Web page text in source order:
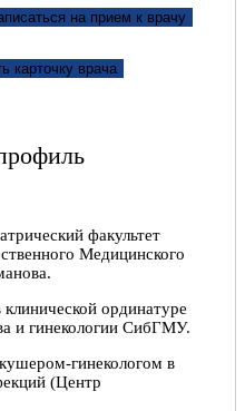
на прием к врачу
карточку врача
факультет
Медицинского
ординатуре
и гинекологии СибГМУ.
гинекологом в
(Центр